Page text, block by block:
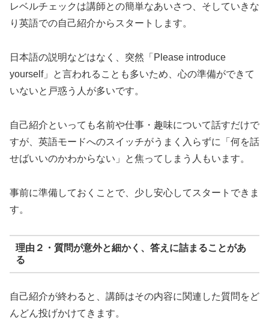
レベルチェックは講師との簡単なあいさつ、そしていきな
り英語での自己紹介からスタートします。
日本語の説明などはなく、突然「Please introduce
yourself」と言われることも多いため、心の準備ができて
いないと戸惑う人が多いです。
自己紹介といっても名前や仕事・趣味について話すだけで
すが、英語モードへのスイッチがうまく入らずに「何を話
せばいいのかわからない」と焦ってしまう人もいます。
事前に準備しておくことで、少し安心してスタートできま
す。
理由２・質問が意外と細かく、答えに詰まることがあ
る
自己紹介が終わると、講師はその内容に関連した質問をど
んどん投げかけてきます。